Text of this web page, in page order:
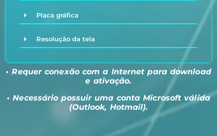
Placa gráfica
Resolução da tela
• Requer conexão com a Internet para download
e ativação.
• Necessário possuir uma conta Microsoft válida
(Outlook, Hotmail).